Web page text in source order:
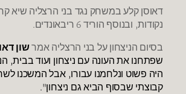
נקודות, ובנוסף הוריד 6 ריבאונדים.
בסיום הניצחון על בני הרצליה אמרשון
שפתחנו את העונה עם ניצחון ועוד בבית,
היה פשוט ונלחמנו עבורו, אבל המשכנו
קבוצתי שבסוף הביא גם ניצחון".